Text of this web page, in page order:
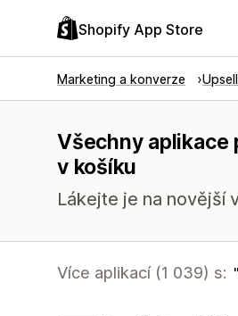
Shopify App Store
Marketing a konverze
Všechny aplikace
v košíku
Lákejte je na novější
Více aplikací (1 039) s: